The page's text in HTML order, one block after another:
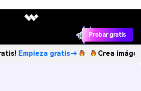
Probar gratis
gratis→ Crea imágenes IA